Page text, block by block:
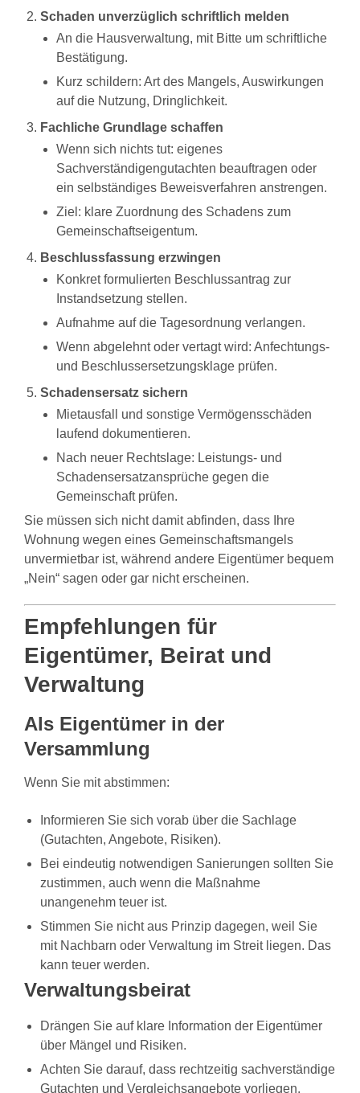
Schaden unverzüglich schriftlich melden
An die Hausverwaltung, mit Bitte um schriftliche
Bestätigung.
Kurz schildern: Art des Mangels, Auswirkungen
auf die Nutzung, Dringlichkeit.
Fachliche Grundlage schaffen
Wenn sich nichts tut: eigenes
Sachverständigengutachten beauftragen oder
ein selbständiges Beweisverfahren anstrengen.
Ziel: klare Zuordnung des Schadens zum
Gemeinschaftseigentum.
Beschlussfassung erzwingen
Konkret formulierten Beschlussantrag zur
Instandsetzung stellen.
Aufnahme auf die Tagesordnung verlangen.
Wenn abgelehnt oder vertagt wird: Anfechtungs-
und Beschlussersetzungsklage prüfen.
Schadensersatz sichern
Mietausfall und sonstige Vermögensschäden
laufend dokumentieren.
Nach neuer Rechtslage: Leistungs- und
Schadensersatzansprüche gegen die
Gemeinschaft prüfen.
Sie müssen sich nicht damit abfinden, dass Ihre
Wohnung wegen eines Gemeinschaftsmangels
unvermietbar ist, während andere Eigentümer bequem
„Nein“ sagen oder gar nicht erscheinen.
Empfehlungen für
Eigentümer, Beirat und
Verwaltung
Als Eigentümer in der
Versammlung
Wenn Sie mit abstimmen:
Informieren Sie sich vorab über die Sachlage
(Gutachten, Angebote, Risiken).
Bei eindeutig notwendigen Sanierungen sollten Sie
zustimmen, auch wenn die Maßnahme
unangenehm teuer ist.
Stimmen Sie nicht aus Prinzip dagegen, weil Sie
mit Nachbarn oder Verwaltung im Streit liegen. Das
kann teuer werden.
Verwaltungsbeirat
Drängen Sie auf klare Information der Eigentümer
über Mängel und Risiken.
Achten Sie darauf, dass rechtzeitig sachverständige
Gutachten und Vergleichsangebote vorliegen.